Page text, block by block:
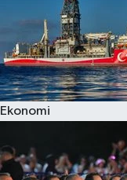
Ekonomi